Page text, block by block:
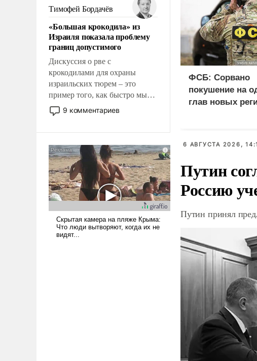
налогоплательщиков и где
Еревану за свои поступки не
нужно отвечать.
Тимофей Бордачёв
«Большая крокодила» из
Израиля показала проблему
границ допустимого
Дискуссия о рве с
крокодилами для охраны
израильских тюрем – это
пример того, как быстро мы
двигаемся по пути
революционных изменений.
псевдонаучной фантастики,
стало всерьез обсуждаемой
идеей.
9 комментариев
ФСБ: Сорвано
покушение на
глав новых
6 АВГУСТА 2026,
Путин
Россию
Путин принял